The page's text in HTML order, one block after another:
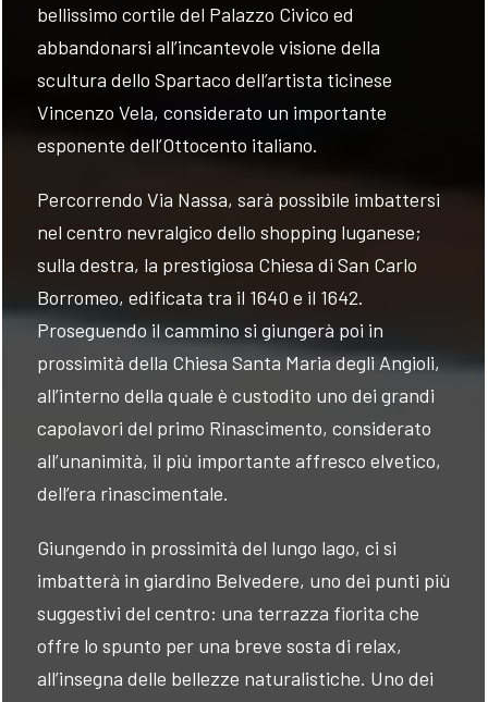
bellissimo cortile del Palazzo Civico ed
abbandonarsi all’incantevole visione della
scultura dello Spartaco dell’artista ticinese
Vincenzo Vela, considerato un importante
esponente dell’Ottocento italiano.
Percorrendo Via Nassa, sarà possibile imbattersi
nel centro nevralgico dello shopping luganese;
sulla destra, la prestigiosa Chiesa di San Carlo
Borromeo, edificata tra il 1640 e il 1642.
Proseguendo il cammino si giungerà poi in
prossimità della Chiesa Santa Maria degli Angioli,
all’interno della quale è custodito uno dei grandi
capolavori del primo Rinascimento, considerato
all’unanimità, il più importante affresco elvetico,
dell’era rinascimentale.
Giungendo in prossimità del lungo lago, ci si
imbatterà in giardino Belvedere, uno dei punti più
suggestivi del centro: una terrazza fiorita che
offre lo spunto per una breve sosta di relax,
all’insegna delle bellezze naturalistiche. Uno dei